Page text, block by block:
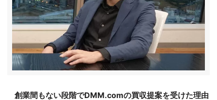
創業間もない段階でDMM.comの買収提案を受けた理由